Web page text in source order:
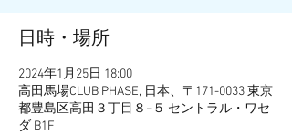
日時・場所
2024年1月25日 18:00
高田馬場CLUB PHASE, 日本、〒171-0033 東京
都豊島区高田３丁目８−５ セントラル・ワセ
ダ B1F